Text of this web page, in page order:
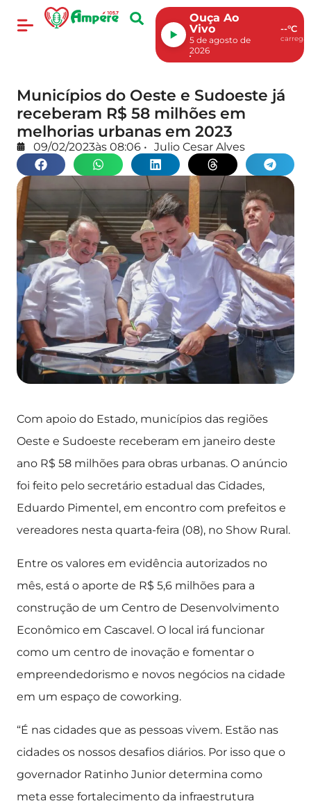
Ouça Ao
Vivo
5 de agosto de
2026
--°C
Municípios do Oeste e Sudoeste já
receberam R$ 58 milhões em
melhorias urbanas em 2023
09/02/2023às 08:06 • Julio Cesar Alves
Com apoio do Estado, municípios das regiões
Oeste e Sudoeste receberam em janeiro deste
ano R$ 58 milhões para obras urbanas. O anúncio
foi feito pelo secretário estadual das Cidades,
Eduardo Pimentel, em encontro com prefeitos e
vereadores nesta quarta-feira (08), no Show Rural.
Entre os valores em evidência autorizados no
mês, está o aporte de R$ 5,6 milhões para a
construção de um Centro de Desenvolvimento
Econômico em Cascavel. O local irá funcionar
como um centro de inovação e fomentar o
empreendedorismo e novos negócios na cidade
em um espaço de coworking.
“É nas cidades que as pessoas vivem. Estão nas
cidades os nossos desafios diários. Por isso que o
governador Ratinho Junior determina como
meta esse fortalecimento da infraestrutura